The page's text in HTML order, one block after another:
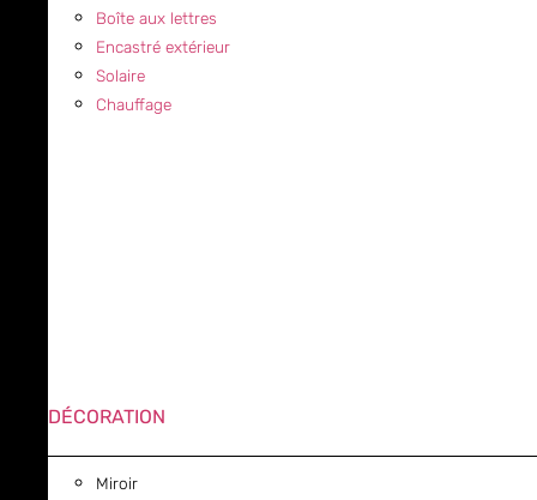
Boîte aux lettres
Encastré extérieur
Solaire
Chauffage
DÉCORATION
Miroir